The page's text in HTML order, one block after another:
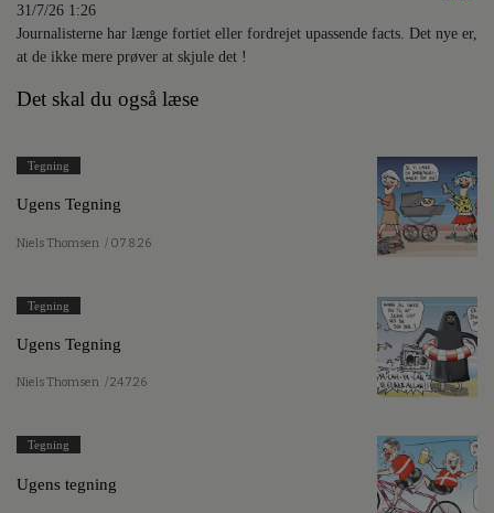
31/7/26 1:26
Journalisterne har længe fortiet eller fordrejet upassende facts. Det nye er,
at de ikke mere prøver at skjule det !
Det skal du også læse
Tegning
Ugens Tegning
Niels Thomsen / 07.8.26
Tegning
Ugens Tegning
Niels Thomsen / 24.7.26
Tegning
Ugens tegning